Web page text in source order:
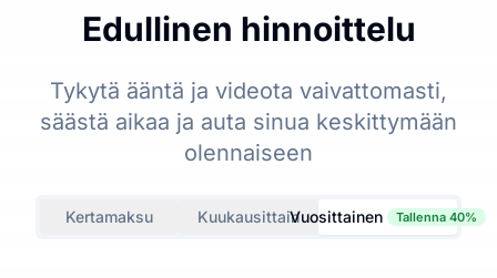
Edullinen hinnoittelu
Tykytä ääntä ja videota vaivattomasti,
säästä aikaa ja auta sinua keskittymään
olennaiseen
Kertamaksu KuukausittainVuosittainen Tallenna 40%